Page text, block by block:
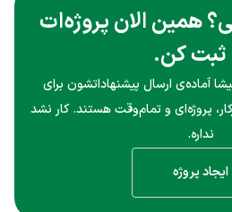
همین الان پروژه‌ات
ثبت کن.
آماده‌ی ارسال پیشنهاداتشون برای
پروژه‌ای و تمام‌وقت هستند. کار نشد
نداره.
ایجاد پروژه